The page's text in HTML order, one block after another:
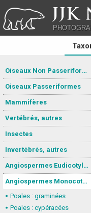
JJK
Oiseaux Non Passeriformes
Oiseaux Passeriformes
Mammifères
Vertébrés, autres
Insectes
Invertébrés, autres
Angiospermes Eudicotylédones
Angiospermes Monocotylédones
Poales : graminées
Poales : cypéracées